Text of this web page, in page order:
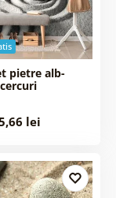
pietre alb-
lei